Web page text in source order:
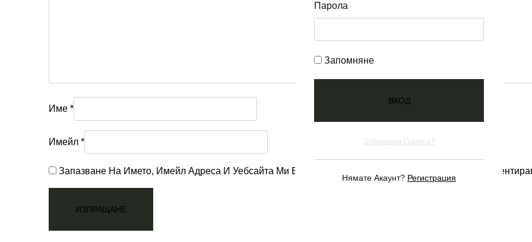
Име *
Имейл *
Запазване На Името, Имейл Адреса И Уебсайта Ми В Този Браузър За Следващия Път Когато
Парола
Запомняне
Забравена Парола?
Нямате Акаунт? Регистрация